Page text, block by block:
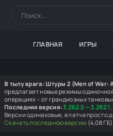
ГЛАВНАЯ ИГРЫ
В тылу врага: Штурм 2 (Men of War:
предлагает новые режимы
операциях – от грандиозных
Последняя версия:3.262.0 — 3.262.1.
Версии одинаковые, в патче просто
Скачать последнюю версию (4,08 ГБ)